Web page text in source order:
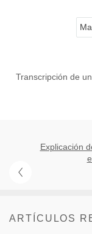
Transcripción de
Explicación
ARTÍCULOS